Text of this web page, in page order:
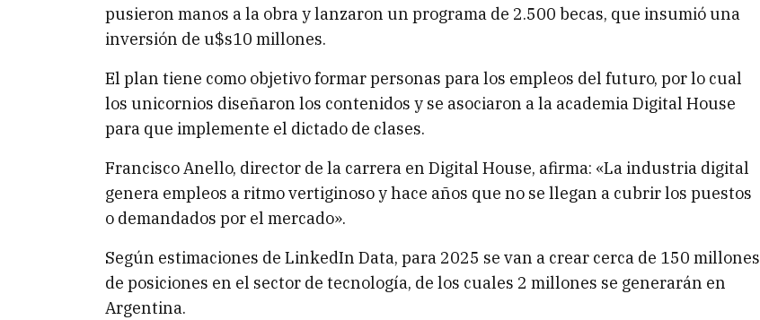
pusieron manos a la obra y lanzaron un programa de 2.500 becas, que insumió una
inversión de u$s10 millones.
El plan tiene como objetivo formar personas para los empleos del futuro, por lo cual
los unicornios diseñaron los contenidos y se asociaron a la academia Digital House
para que implemente el dictado de clases.
Francisco Anello, director de la carrera en Digital House, afirma: «La industria digital
genera empleos a ritmo vertiginoso y hace años que no se llegan a cubrir los puestos
o demandados por el mercado».
Según estimaciones de LinkedIn Data, para 2025 se van a crear cerca de 150 millones
de posiciones en el sector de tecnología, de los cuales 2 millones se generarán en
Argentina.